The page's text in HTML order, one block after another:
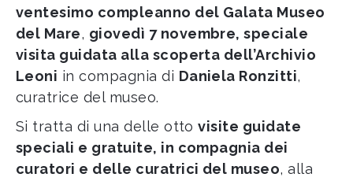
ventesimo compleanno del Galata Museo
del Mare, giovedì 7 novembre, speciale
visita guidata alla scoperta dell’Archivio
Leoni in compagnia di Daniela Ronzitti,
curatrice del museo.
Si tratta di una delle ottovisite guidate
speciali e gratuite, in compagnia dei
curatori e delle curatrici del museo, alla